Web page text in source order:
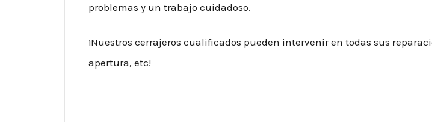
problemas y un trabajo cuidadoso.
¡Nuestros cerrajeros cualificados pueden intervenir en todas sus
apertura, etc!